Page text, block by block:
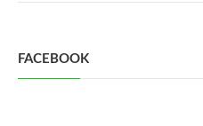
FACEBOOK